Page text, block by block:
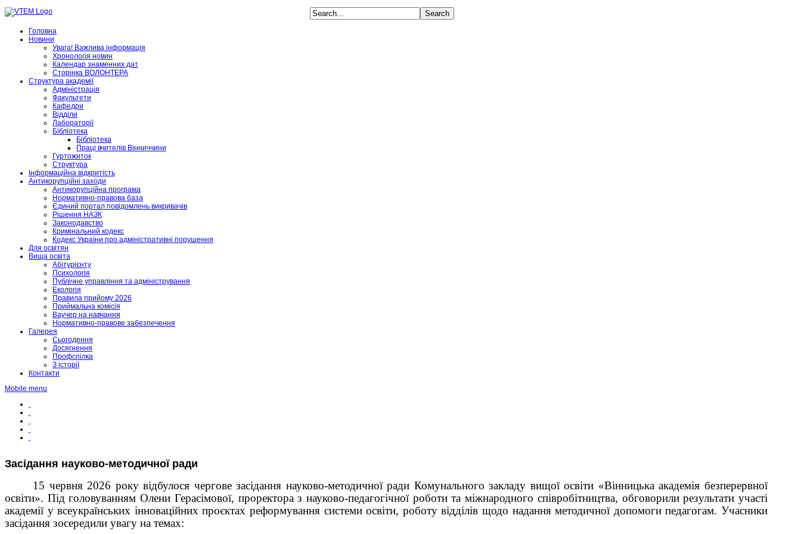
Головна
Новини
Увага! Важлива інформація
Хронологія новин
Календар знаменних дат
Сторінка ВОЛОНТЕРА
Структура академії
Адміністрація
Факультети
Кафедри
Відділи
Лабораторії
Бібліотека
Бібліотека
Праці вчителів Вінниччини
Гуртожиток
Структура
Інформаційна відкритість
Антикорупційні заходи
Антикорупційна програма
Нормативно-правова база
Єдиний портал повідомлень викривачів
Рішення НАЗК
Законодавство
Кримінальний кодекс
Кодекс України про адміністративні порушення
Для освітян
Вища освіта
Абітурієнту
Психологія
Публічне управління та адміністрування
Екологія
Правила прийому 2026
Приймальна комісія
Ваучер на навчання
Нормативно-правове забезпечення
Галерея
Сьогодення
Досягнення
Профспілка
З історії
Контакти
Mobile menu
Засідання науково-методичної ради
15 червня 2026 року відбулося чергове засідання науково-методичної ради Комунального закладу вищої освіти «Вінницька академія безперервної
освіти». Під головуванням Олени Герасімової, проректора з науково-педагогічної роботи та міжнародного співробітництва, обговорили результати участі
академії у всеукраїнських інноваційних проєктах реформування системи освіти, роботу відділів щодо надання методичної допомоги педагогам. Учасники
засідання зосередили увагу на темах: